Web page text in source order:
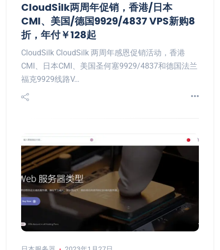
CloudSilk两周年促销，香港/日本
CMI、美国/德国9929/4837 VPS新购8
折，年付￥128起
CloudSilk CloudSilk 两周年感恩促销活动，香港
CMI、日本CMI、美国圣何塞9929/4837和德国法兰
福克9929线路V…